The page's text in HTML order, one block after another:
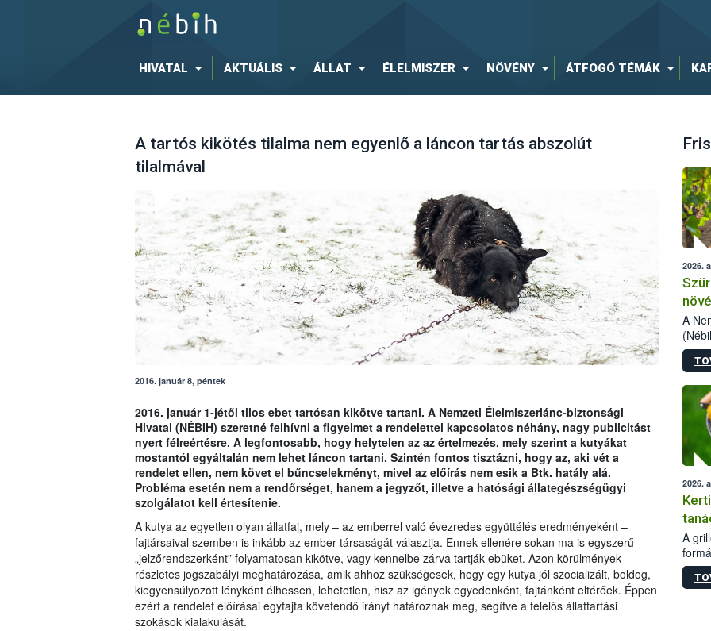
HIVATAL AKTUÁLIS ÁLLAT ÉLELMISZER NÖVÉNY ÁTFOGÓ TÉMÁK
A tartós kikötés tilalma nem egyenlő a láncon tartás abszolút
tilalmával
2016. január 8, péntek
2016. január 1-jétől tilos ebet tartósan kikötve tartani. A Nemzeti Élelmiszerlánc-biztonsági
Hivatal (NÉBIH) szeretné felhívni a figyelmet a rendelettel kapcsolatos néhány, nagy publicitást
nyert félreértésre. A legfontosabb, hogy helytelen az az értelmezés, mely szerint a kutyákat
mostantól egyáltalán nem lehet láncon tartani. Szintén fontos tisztázni, hogy az, aki vét a
rendelet ellen, nem követ el bűncselekményt, mivel az előírás nem esik a Btk. hatály alá.
Probléma esetén nem a rendőrséget, hanem a jegyzőt, illetve a hatósági állategészségügyi
szolgálatot kell értesítenie.
A kutya az egyetlen olyan állatfaj, mely – az emberrel való évezredes együttélés eredményeként –
fajtársaival szemben is inkább az ember társaságát választja. Ennek ellenére sokan ma is egyszerű
„jelzőrendszerként” folyamatosan kikötve, vagy kennelbe zárva tartják ebüket. Azon körülmények
részletes jogszabályi meghatározása, amik ahhoz szükségesek, hogy egy kutya jól szocializált, boldog,
kiegyensúlyozott lényként élhessen, lehetetlen, hisz az igények egyedenként, fajtánként eltérőek. Éppen
ezért a rendelet előírásai egyfajta követendő irányt határoznak meg, segítve a felelős állattartási
szokások kialakulását.
2026.
A
Az
2026.
A